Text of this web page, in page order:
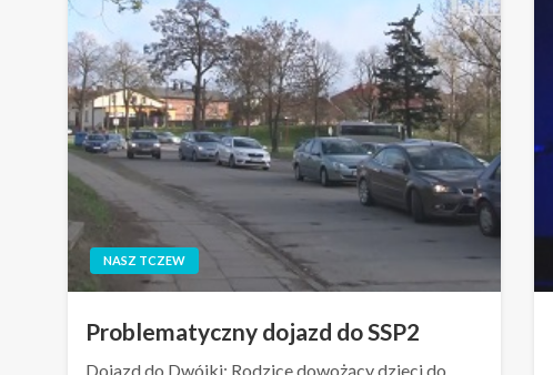
NASZ TCZEW
Problematyczny dojazd do SSP2
Dojazd do Dwójki: Rodzice dowożący dzieci do